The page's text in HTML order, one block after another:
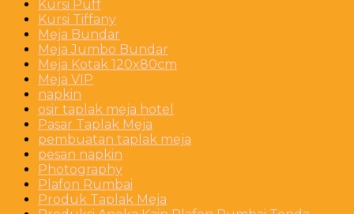
Kursi Puff
Kursi Tiffany
Meja Bundar
Meja Jumbo Bundar
Meja Kotak 120x80cm
Meja VIP
napkin
osir taplak meja hotel
Pasar Taplak Meja
pembuatan taplak meja
pesan napkin
Photography
Plafon Rumbai
Produk Taplak Meja